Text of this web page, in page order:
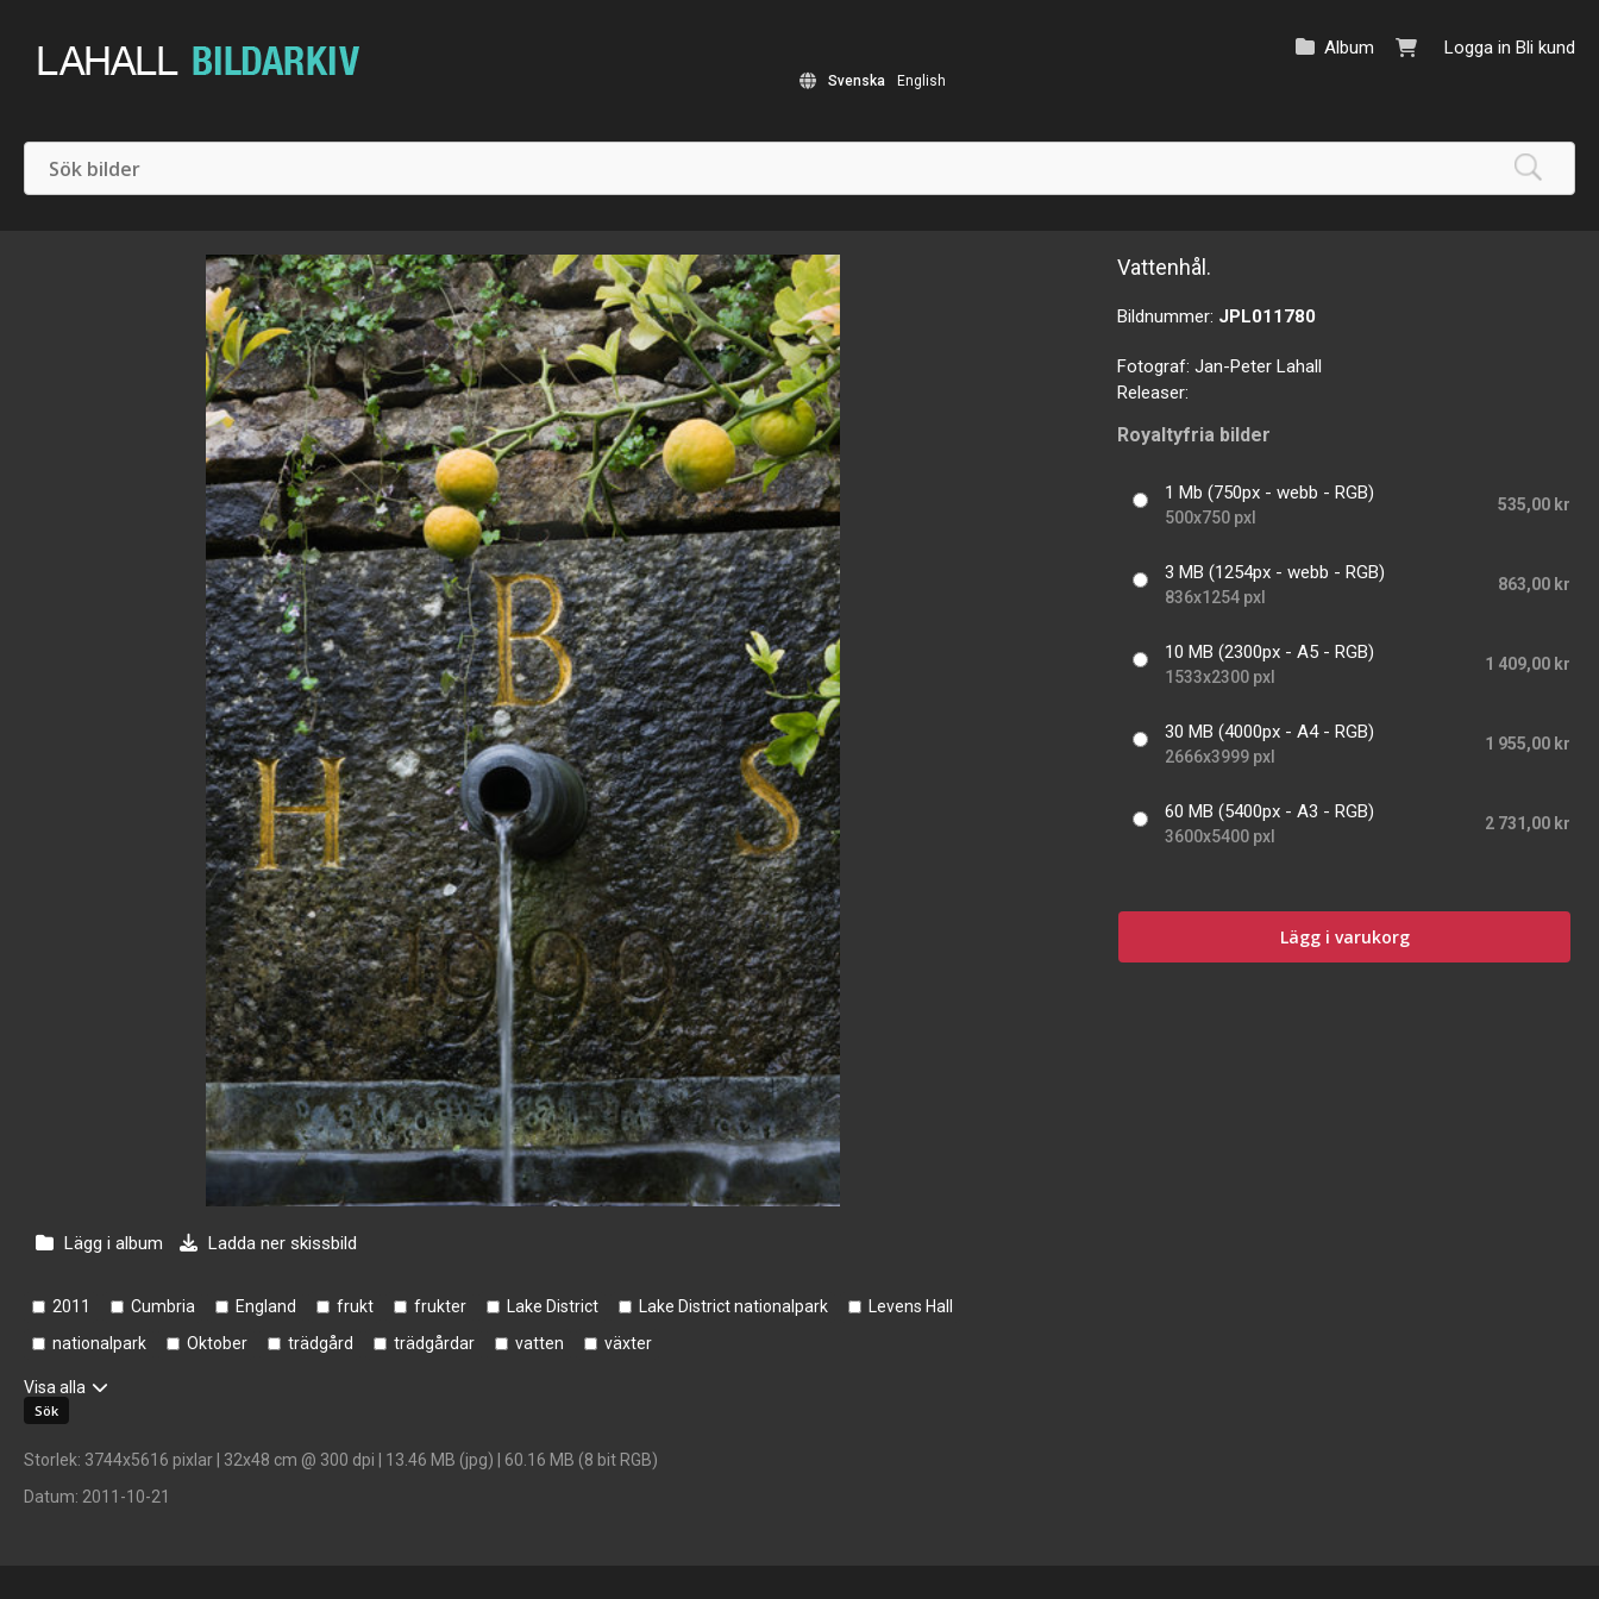
Logga in Bli kund
Album
Svenska English
Lägg i album Ladda ner skissbild
2011 Cumbria England frukt frukter Lake District Lake District nationalpark
Levens Hall
nationalpark
Oktober trädgård trädgårdar vatten växter
Visa alla
Storlek: 3744x5616 pixlar | 32x48 cm @ 300 dpi | 13.46 MB (jpg) | 60.16 MB (8 bit RGB)
Datum: 2011-10-21
Vattenhål.
Bildnummer: JPL011780
Fotograf:Jan-Peter Lahall
Releaser:
Royaltyfria bilder
1 Mb (750px - webb - RGB)
500x750 pxl
535,00 kr
3 MB (1254px - webb - RGB)
836x1254 pxl
863,00 kr
10 MB (2300px - A5 - RGB)
1533x2300 pxl
1 409,00 kr
30 MB (4000px - A4 - RGB)
2666x3999 pxl
1 955,00 kr
60 MB (5400px - A3 - RGB)
3600x5400 pxl
2 731,00 kr
Lägg i varukorg